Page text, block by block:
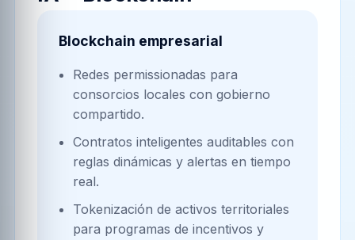
Blockchain empresarial
Redes permissionadas para
consorcios locales con gobierno
compartido.
Contratos inteligentes auditables con
reglas dinámicas y alertas en tiempo
real.
Tokenización de activos territoriales
para programas de incentivos y